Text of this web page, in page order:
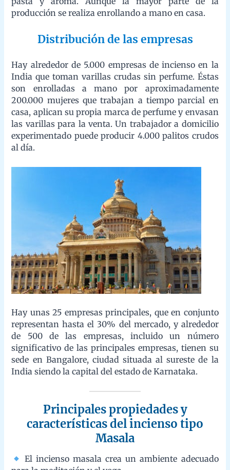
por aproximadamente 200.000 mujeres que trabajan a tiempo
parcial en casa, aplican su propia marca de perfume y envasan
experimentado puede producir 4.000 palitos crudos al día.
Hay unas 25 empresas principales, que en conjunto representan
hasta el 30% del mercado, y alrededor de 500 de las empresas,
incluido un número significativo de las principales empresas,
tienen su sede en Bangalore, ciudad situada al sureste de la
India siendo la capital del estado de Karnataka.
Principales propiedades y
características del incienso tipo
Masala
El incienso masala crea un ambiente adecuado para la
meditación y el yoga.
Tiene efecto terapéutico, aporta paz interior y aumenta la
energías negativas.
Disfruta de su fragancia amaderada y del ambiente de calma
mente.